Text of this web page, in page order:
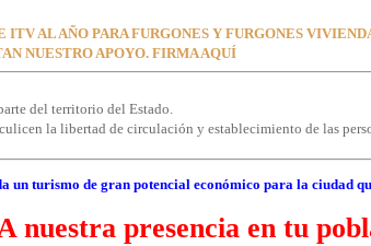
ITV AL AÑO PARA FURGONES Y FURGONES
NUESTRO APOYO. FIRMA AQUÍ
del territorio del Estado.
la libertad de circulación y establecimiento de las
turismo de gran potencial económico para la ciudad
nuestra presencia en tu